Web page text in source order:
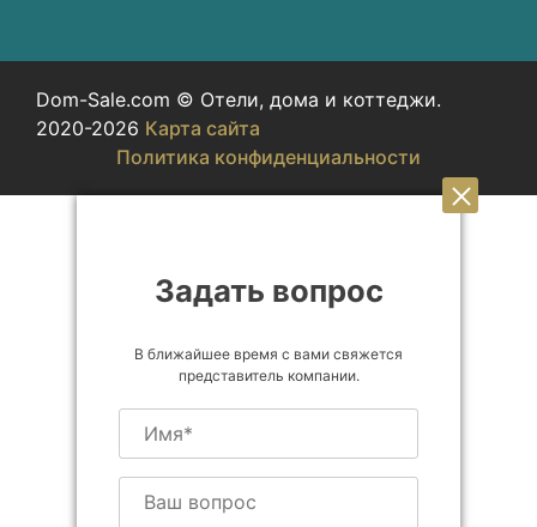
Dom-Sale.com © Отели, дома и коттеджи.
2020-2026 Карта сайта
Политика конфиденциальности
Задать вопрос
В ближайшее время с вами свяжется
представитель компании.